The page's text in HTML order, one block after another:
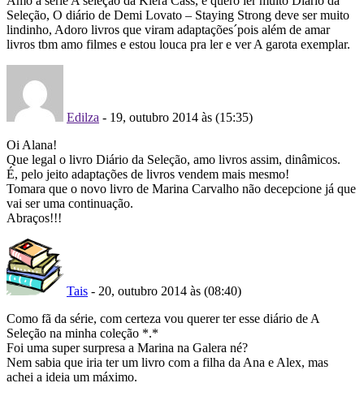
Seleção, O diário de Demi Lovato – Staying Strong deve ser muito
lindinho, Adoro livros que viram adaptações´pois além de amar
livros tbm amo filmes e estou louca pra ler e ver A garota exemplar.
Edilza - 19, outubro 2014 às (15:35)
Oi Alana!
Que legal o livro Diário da Seleção, amo livros assim, dinâmicos.
É, pelo jeito adaptações de livros vendem mais mesmo!
Tomara que o novo livro de Marina Carvalho não decepcione já que
vai ser uma continuação.
Abraços!!!
Tais - 20, outubro 2014 às (08:40)
Como fã da série, com certeza vou querer ter esse diário de A
Seleção na minha coleção *.*
Foi uma super surpresa a Marina na Galera né?
Nem sabia que iria ter um livro com a filha da Ana e Alex, mas
achei a ideia um máximo.